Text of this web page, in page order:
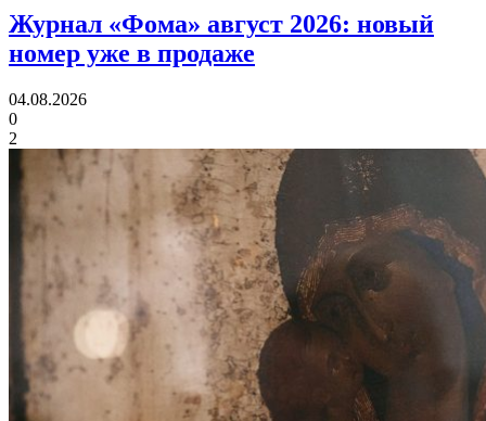
Журнал «Фома» август 2026: новый
номер уже в продаже
04.08.2026
0
2